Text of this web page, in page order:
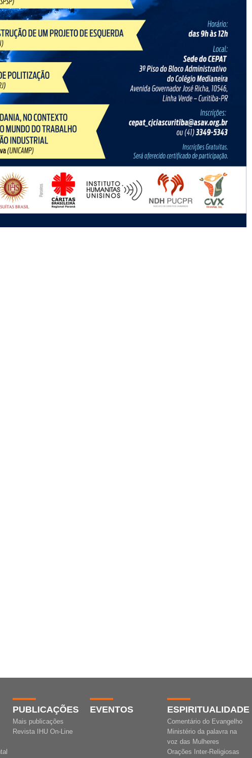
PUBLICAÇÕES
Mais publicações
Revista IHU On-Line
EVENTOS ESPIRITUALIDADE
Comentário do Evangelho
Ministério da palavra na
voz das Mulheres
Orações Inter-Religiosas